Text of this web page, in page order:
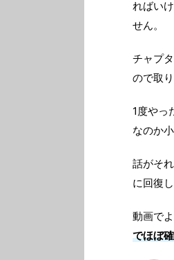
ればい
せん。
チャプ
ので取
1度やっ
なのか
話がそ
に回復
動画で
でほぼ